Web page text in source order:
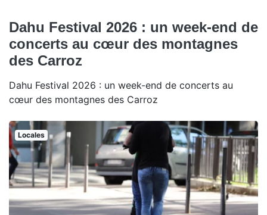
Dahu Festival 2026 : un week-end de
concerts au cœur des montagnes
des Carroz
Dahu Festival 2026 : un week-end de concerts au
cœur des montagnes des Carroz
Locales